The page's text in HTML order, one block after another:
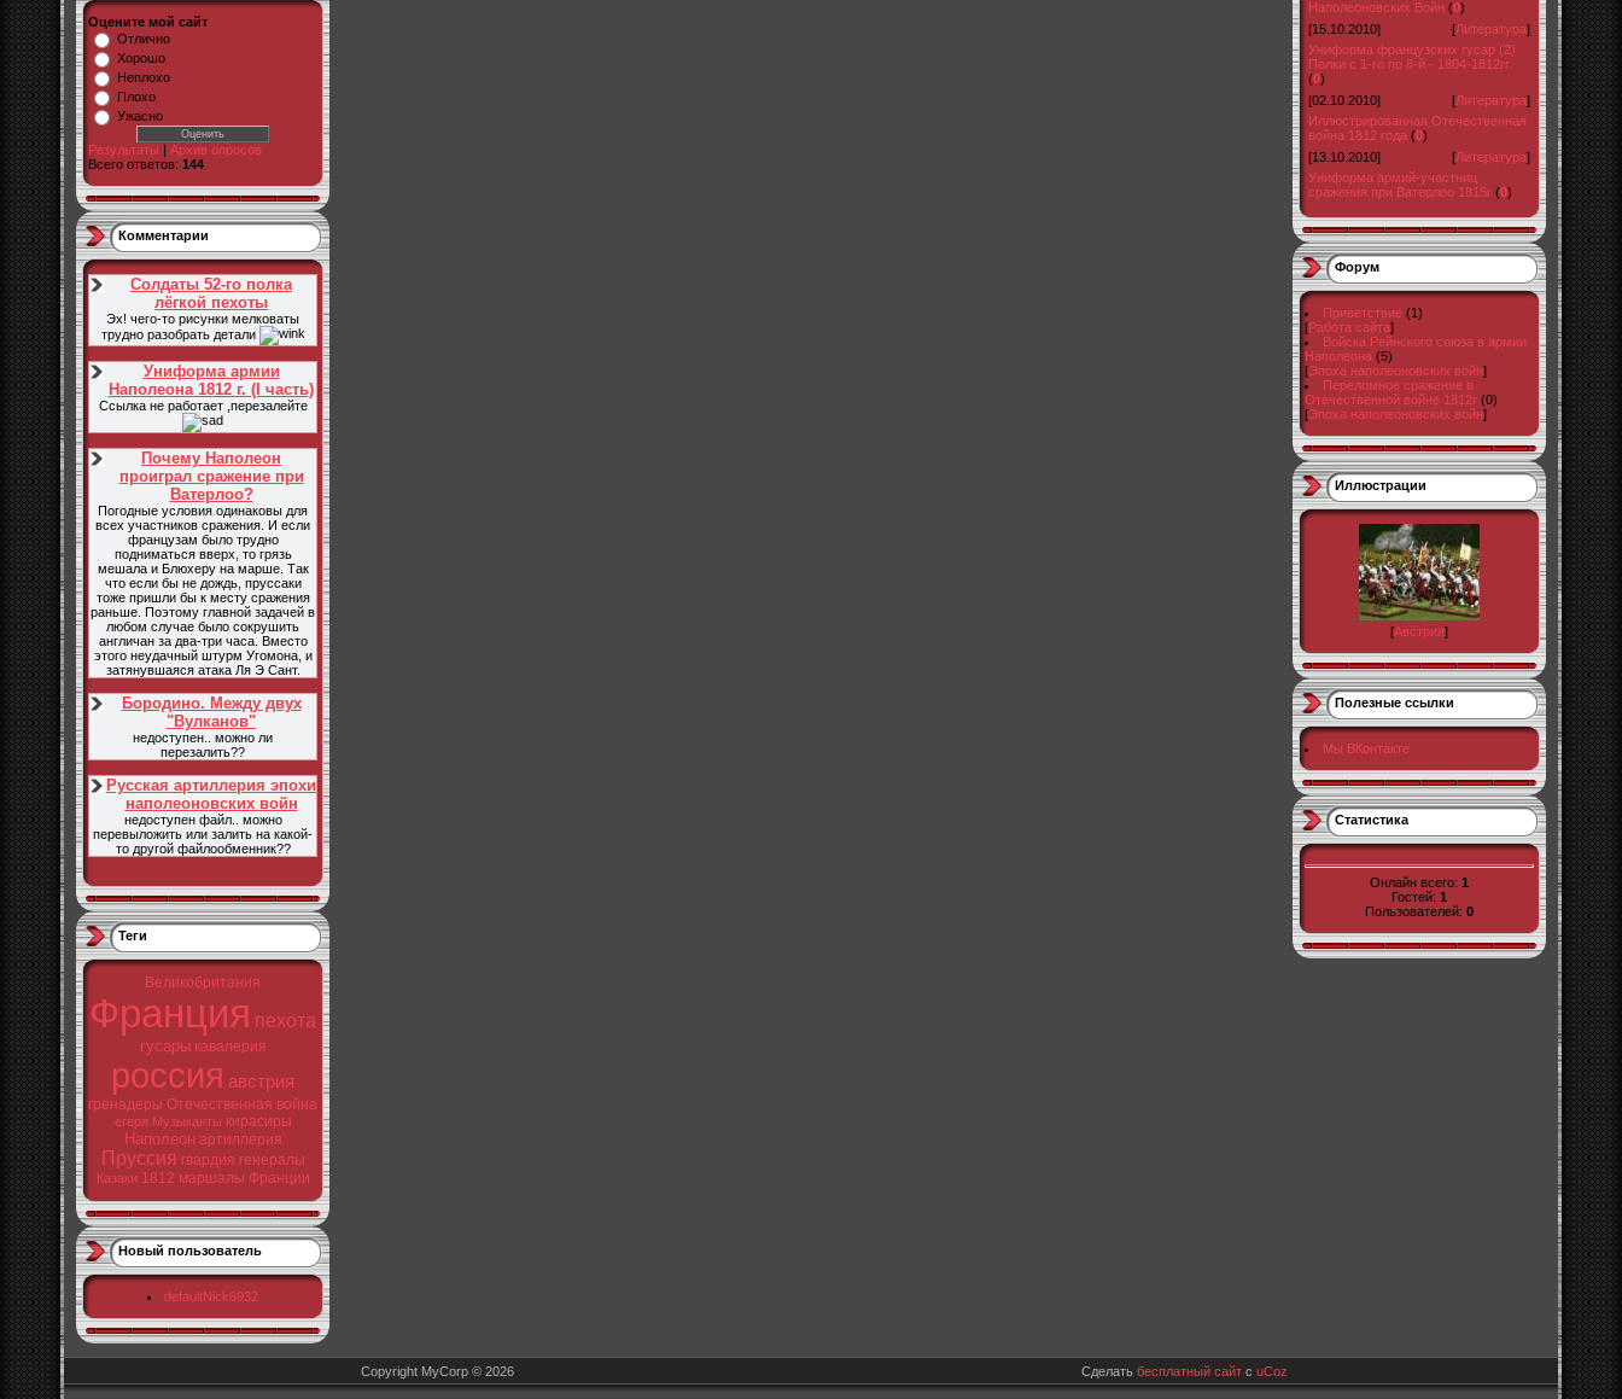
Оцените мой сайт
Отлично
Хорошо
Неплохо
Плохо
Ужасно
Результаты | Архив опросов
Всего ответов: 144
Комментарии
Солдаты 52-го полка
лёгкой пехоты
Эх! чего-то рисунки мелковаты
трудно разобрать детали
Униформа армии
Наполеона 1812 г. (I часть)
Ссылка не работает ,перезалейте
Почему Наполеон
проиграл сражение при
Ватерлоо?
Погодные условия одинаковы для
всех участников сражения. И если
французам было трудно
подниматься вверх, то грязь
мешала и Блюхеру на марше. Так
что если бы не дождь, пруссаки
тоже пришли бы к месту сражения
раньше. Поэтому главной задачей в
любом случае было сокрушить
англичан за два-три часа. Вместо
этого неудачный штурм Угомона, и
затянувшаяся атака Ля Э Сант.
Бородино. Между двух
"Вулканов"
недоступен.. можно ли
перезалить??
Русская артиллерия эпохи
наполеоновских войн
недоступен файл.. можно
перевыложить или залить на какой-
то другой файлообменник??
Теги
Великобритания
Франция пехота
гусары кавалерия
россия австрия
гренадеры Отечественная война
егеря Музыканты кирасиры
Наполеон артиллерия
Пруссия гвардия генералы
Казаки 1812 маршалы Франции
Новый пользователь
defaultNick6932
Наполеоновских Войн (0)
[15.10.2010]
[Литература]
Униформа французских гусар (2)
Полки с 1-го по 8-й - 1804-1812гг.
(0)
[02.10.2010]
[Литература]
Иллюстрированная Отечественная
война 1812 года (0)
[13.10.2010]
[Литература]
Униформа армий-участниц
сражения при Ватерлоо 1815г (0)
Форум
Приветствие (1)
[Работа сайта]
Войска Рейнского союза в армии
Наполеона (5)
[Эпоха наполеоновских войн]
Переломное сражение в
Отечественной войне 1812г (0)
[Эпоха наполеоновских войн]
Иллюстрации
[Австрия]
Полезные ссылки
Мы ВКонтакте
Статистика
Онлайн всего: 1
Гостей: 1
Пользователей: 0
Copyright MyCorp © 2026 Сделать бесплатный сайт с uCoz